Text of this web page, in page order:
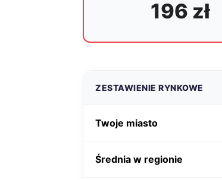
196 zł
ZESTAWIENIE RYNKOWE
Twoje miasto
Średnia w regionie